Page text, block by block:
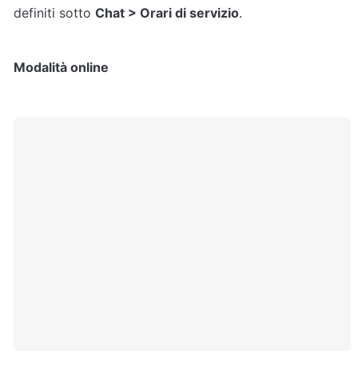
definiti sotto Chat > Orari di servizio.
Modalità online